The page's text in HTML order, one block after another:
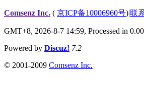
Comsenz Inc. ( 京ICP备10006960号)|联
GMT+8, 2026-8-7 14:59, Processed in
Powered by Discuz! 7.2
© 2001-2009 Comsenz Inc.